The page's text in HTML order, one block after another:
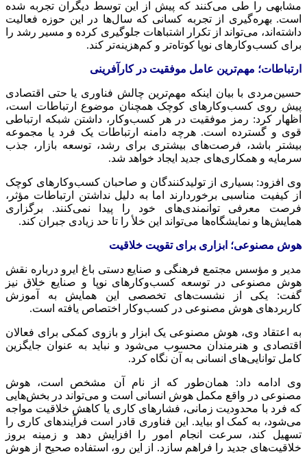
مشابهی را طی می‌کنند که پیش از این توسط دیگران تجربه شده
است. بهره‌گیری از تجربه کسانی که سال‌ها در این حوزه فعالیت
داشته‌اند، می‌تواند از تکرار اشتباهات جلوگیری کرده و مسیر رشد را
برای کسب‌وکارهای نوپا کوتاه‌تر و کم‌هزینه‌تر کند.
ارتباطات؛ مهم‌ترین عامل موفقیت در کارآفرینی
حسین‌مردی با بیان اینکه مهم‌ترین چالش فناوری یا حتی اقتصادی
پیش روی کسب‌وکارهای کوچک همچنان موضوع ارتباطات است،
اظهار کرد: رمز موفقیت در هر کسب‌وکار، داشتن شبکه ارتباطی
قوی و گسترده است. هرچه دامنه ارتباطات یک فرد یا مجموعه
بیشتر باشد، فرصت‌های بیشتری برای رشد، توسعه بازار، جذب
سرمایه و همکاری‌های جدید ایجاد خواهد شد.
وی افزود: بسیاری از تولیدکنندگان و صاحبان کسب‌وکارهای کوچک
از کیفیت مناسبی برخوردارند اما به دلیل نداشتن ارتباطات مؤثر،
فرصت معرفی توانمندی‌های خود را پیدا نمی‌کنند. برگزاری
همایش‌ها و نمایشگاه‌ها می‌تواند این خلأ را تا حد زیادی جبران کند.
هوش مصنوعی؛ ابزاری برای تقویت خلاقیت
مدیر و مؤسس مجتمع فرهنگی و صنایع دستی باغ ایرو درباره نقش
هوش مصنوعی در توسعه کسب‌وکارهای نوپا و صنایع خلاق نیز
گفت: یکی از نشست‌های تخصصی این همایش به آموزش
کاربردهای هوش مصنوعی در کسب‌وکار اختصاص یافته است.
به اعتقاد وی، هوش مصنوعی یک ابزار و بازوی کمکی برای فعالان
اقتصادی و هنرمندان محسوب می‌شود و نباید به عنوان جایگزین
کامل توانایی‌های انسانی به آن نگاه کرد.
وی ادامه داد: همان‌طور که از نام آن مشخص است، هوش
مصنوعی در واقع مکمل هوش انسانی است و می‌تواند در بخش‌هایی
که فرد با محدودیت زمانی، فشارهای کاری یا کاهش خلاقیت مواجه
می‌شود، به کمک او بیاید. این فناوری قادر است فرآیندهای کاری را
تسهیل کند، سرعت انجام امور را افزایش دهد و زمینه بروز
خلاقیت‌های جدید را فراهم سازد. از این رو، استفاده صحیح از هوش